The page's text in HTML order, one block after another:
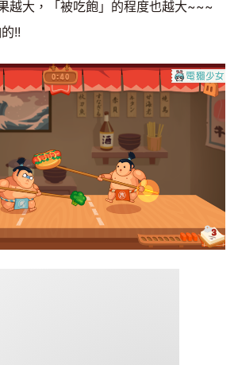
越大，「被吃飽」的程度也越大~~~
!!